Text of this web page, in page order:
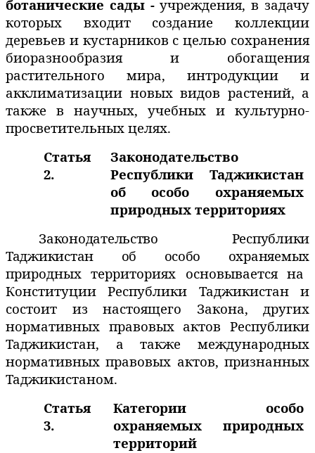
ботанические сады-учреждения, в задачу
которых входит создание коллекции
деревьев и кустарников с целью сохранения
биоразнообразия и обогащения
растительного мира, интродукции и
акклиматизации новых видов растений, а
также в научных, учебных и культурно-
просветительных целях.
Статья
2.
Законодательство
Республики Таджикистан
об особо охраняемых
природных территориях
Законодательство Республики
Таджикистан об особо охраняемых
природных территориях основывается на
Конституции Республики Таджикистан и
состоит из настоящего Закона, других
нормативных правовых актов Республики
Таджикистан, а также международных
нормативных правовых актов, признанных
Таджикистаном.
Статья
3.
Категории особо
охраняемых природных
территорий